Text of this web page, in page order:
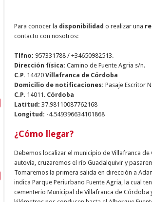
Para conocer la disponibilidad o realizar una
contacto con nosotros:
Tlfno:957331788 / +34650982513.
Dirección física:Camino de Fuente Agria s/n.
C.P. 14420 Villafranca de Córdoba
Domicilio de notificaciones:Pasaje Escritor
C.P. 14011. Córdoba
Latitud: 37.98110087762168
Longitud: -4.549396634101868
¿Cómo llegar?
Debemos localizar el municipio de Villafranca
autovía, cruzaremos el río Guadalquivir y
Tomaremos la primera salida en dirección a
indica Parque Periurbano Fuente Agria, la cual
cementerio Municipal de Villafranca de